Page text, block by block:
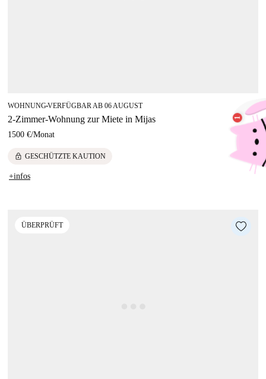
WOHNUNG■VERFÜGBAR AB 06 AUGUST
2-Zimmer-Wohnung zur Miete in Mijas
1500 €/Monat
lock GESCHÜTZTE KAUTION
+infos
ÜBERPRÜFT